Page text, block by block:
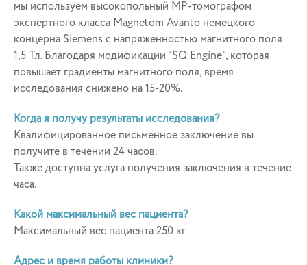
мы используем высокопольный МР-томографом
экспертного класса Magnetom Avanto немецкого
концерна Siemens с напряженностью магнитного поля
1,5 Тл. Благодаря модификации “SQ Engine”, которая
повышает градиенты магнитного поля, время
исследования снижено на 15-20%.
Когда я получу результаты исследования?
Квалифицированное письменное заключение вы
получите в течении 24 часов.
Также доступна услуга получения заключения в течение
часа.
Какой максимальный вес пациента?
Максимальный вес пациента 250 кг.
Адрес и время работы клиники?